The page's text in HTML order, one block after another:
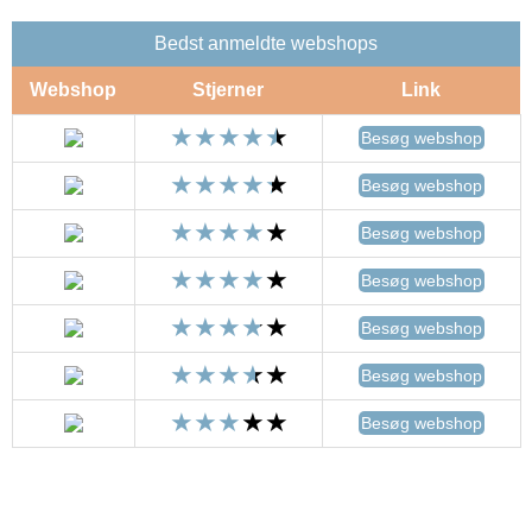
Bedst anmeldte webshops
Webshop Stjerner Link
Besøg webshop
Besøg webshop
Besøg webshop
Besøg webshop
Besøg webshop
Besøg webshop
Besøg webshop